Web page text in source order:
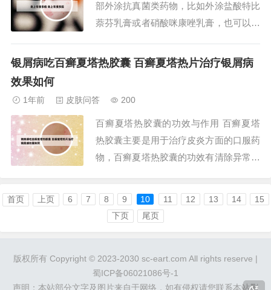
生于人体的...
部外涂抗真菌类药物，比如外涂盐酸特比
萘芬乳膏或者硝酸咪康唑乳膏，也可以外
同时伴有角化或者慢性苔藓样改变，还需
等，交替使用。2、皮疹如果得不到很好
的控制，可...
银屑病吃百癣夏塔热胶囊 百癣夏塔热片治疗银屑病
效果如何
1年前 皮肤问答 200
百癣夏塔热胶囊的功效与作用 百癣夏塔
热胶囊主要是用于治疗皮炎方面的口服药
物，百癣夏塔热胶囊的功效有清除异常黏
治疗皮肤病，比如牛皮癣、体癣、足癣、
花斑癣、银屑病、过敏性皮炎、带状疱
疹、痤疮等。百癣夏塔热胶囊是一种纯中
激素的。功效如...
首页 上页 6 7 8 9 10 11 12 13 14
15
下页
尾页
版权所有 Copyright © 2023-2030 sc-eart.com All rights reserve |
蜀ICP备06021086号-1
声明：本站部分文字及图片来自于网络，如有侵权请您联系本站删